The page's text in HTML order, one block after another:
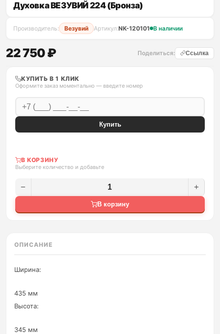
Духовка ВЕЗУВИЙ 224 (Бронза)
Производитель: Везувий Артикул:NK-120101 В наличии
22 750 ₽ Поделиться: Ссылка
КУПИТЬ В 1 КЛИК
Оформите заказ моментально — введите номер
Купить
В КОРЗИНУ
Выберите количество и добавьте
− +
В корзину
ОПИСАНИЕ
Ширина:
435 мм
Высота:
345 мм